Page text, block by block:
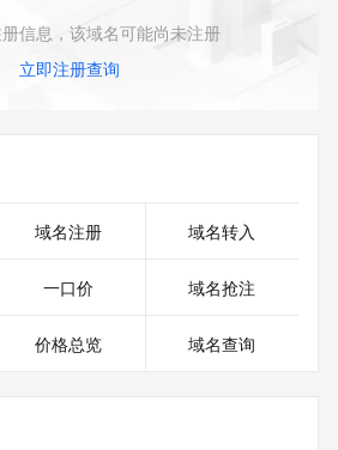
信息，该域名可能尚未注册
立即注册查询
域名注册 域名转入
一口价 域名抢注
价格总览 域名查询